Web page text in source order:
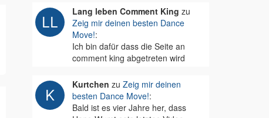
Lang leben Comment King zu
Zeig mir deinen besten Dance
Move!:
Ich bin dafür dass die Seite an
comment king abgetreten wird
Kurtchen zu Zeig mir deinen
besten Dance Move!:
Bald ist es vier Jahre her, dass